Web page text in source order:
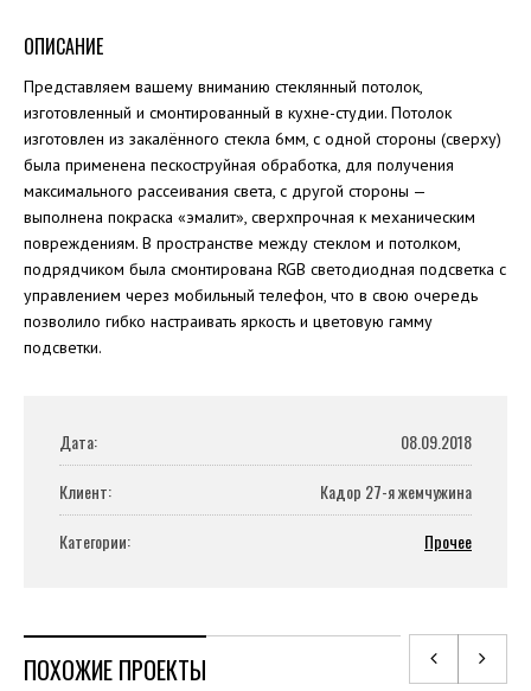
ОПИСАНИЕ
Представляем вашему вниманию стеклянный потолок,
изготовленный и смонтированный в кухне-студии. Потолок
изготовлен из закалённого стекла 6мм, с одной стороны (сверху)
была применена пескоструйная обработка, для получения
максимального рассеивания света, с другой стороны —
выполнена покраска «эмалит», сверхпрочная к механическим
повреждениям. В пространстве между стеклом и потолком,
подрядчиком была смонтирована RGB светодиодная подсветка с
управлением через мобильный телефон, что в свою очередь
позволило гибко настраивать яркость и цветовую гамму
подсветки.
Дата:
08.09.2018
Клиент:
Кадор 27-я жемчужина
Категории:
Прочее
ПОХОЖИЕ ПРОЕКТЫ